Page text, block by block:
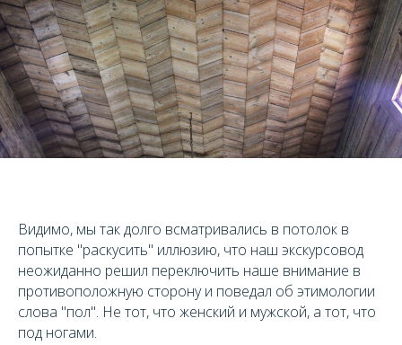
Видимо, мы так долго всматривались в потолок в
попытке "раскусить" иллюзию, что наш экскурсовод
неожиданно решил переключить наше внимание в
противоположную сторону и поведал об этимологии
слова "пол". Не тот, что женский и мужской, а тот, что
под ногами.